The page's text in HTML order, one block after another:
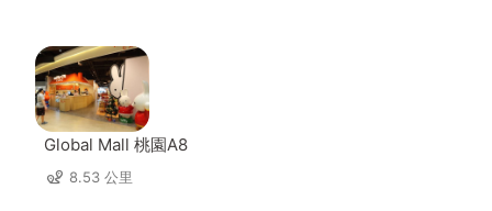
Global Mall 桃園A8
8.53 公里